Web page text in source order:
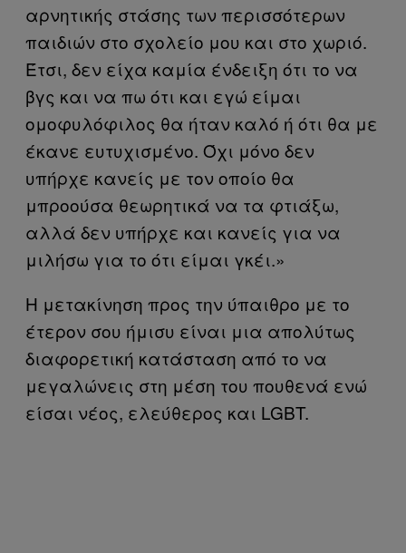
αρνητικής στάσης των περισσότερων
παιδιών στο σχολείο μου και στο χωριό.
Έτσι, δεν είχα καμία ένδειξη ότι το να
βγς και να πω ότι και εγώ είμαι
ομοφυλόφιλος θα ήταν καλό ή ότι θα με
έκανε ευτυχισμένο. Όχι μόνο δεν
υπήρχε κανείς με τον οποίο θα
μπροούσα θεωρητικά να τα φτιάξω,
αλλά δεν υπήρχε και κανείς για να
μιλήσω για το ότι είμαι γκέι.»
Η μετακίνηση προς την ύπαιθρο με το
έτερον σου ήμισυ είναι μια απολύτως
διαφορετική κατάσταση από το να
μεγαλώνεις στη μέση του πουθενά ενώ
είσαι νέος, ελεύθερος και LGBT.